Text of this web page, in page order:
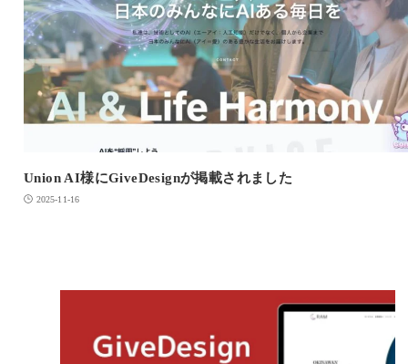
Union AI様にGiveDesignが掲載されました
2025-11-16